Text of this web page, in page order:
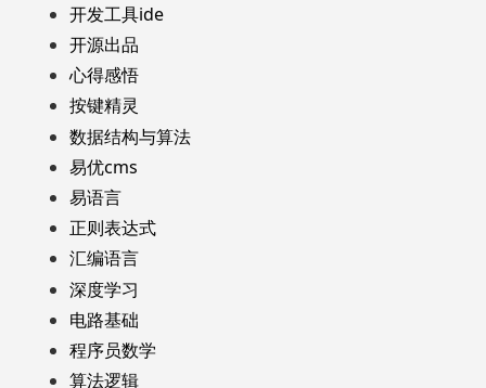
开发工具ide
开源出品
心得感悟
按键精灵
数据结构与算法
易优cms
易语言
正则表达式
汇编语言
深度学习
电路基础
程序员数学
算法逻辑